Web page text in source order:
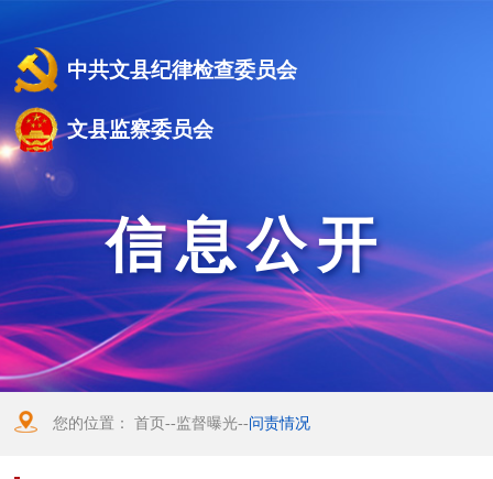
中共文县纪律检查委员会
文县监察委员会
信息公开
您的位置：首页--监督曝光--问责情况